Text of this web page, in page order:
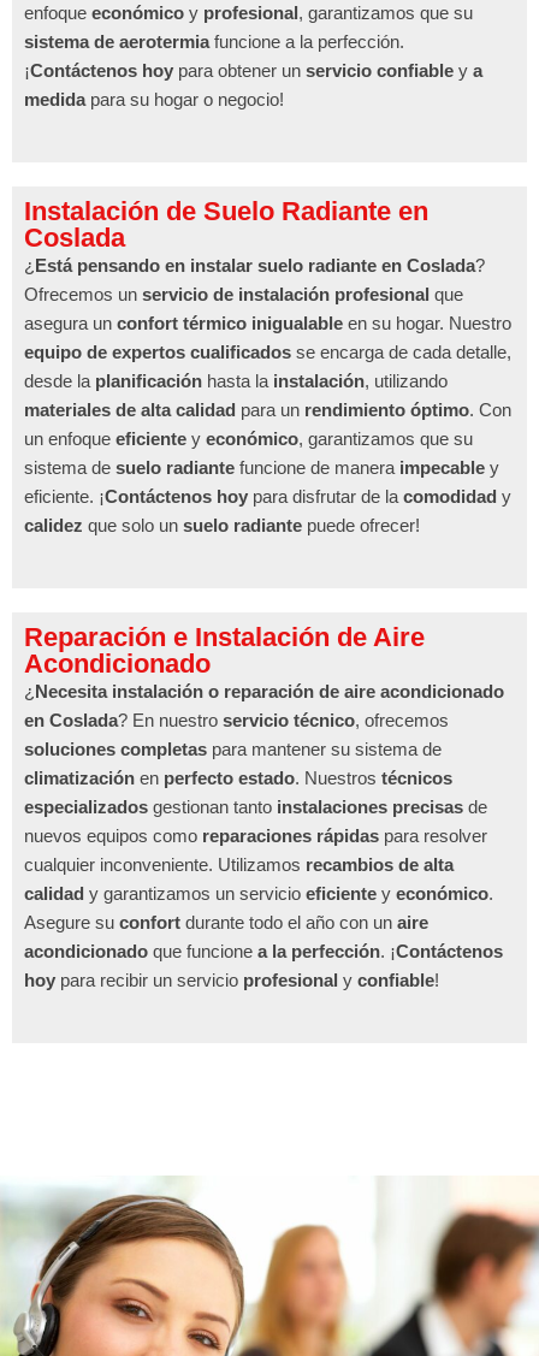
enfoque económico y profesional, garantizamos que su
sistema de aerotermiafuncione a la perfección.
¡Contáctenos hoy para obtener un servicio confiable y a
medidapara su hogar o negocio!
Instalación de Suelo Radiante en
Coslada
¿ Está pensando en instalar suelo radiante en Coslada?
Ofrecemos un servicio de instalación profesional que
asegura un confort térmico inigualable en su hogar. Nuestro
equipo de expertos cualificados se encarga de cada detalle,
desde la planificación hasta la instalación, utilizando
materiales de alta calidad para un rendimiento óptimo. Con
un enfoque eficiente y económico, garantizamos que su
sistema de suelo radiante funcione de manera impecable y
eficiente. ¡Contáctenos hoy para disfrutar de la comodidad y
calidez que solo un suelo radiante puede ofrecer!
Reparación e Instalación de Aire
Acondicionado
¿ Necesita instalación o reparación de aire acondicionado
en Coslada? En nuestro servicio técnico, ofrecemos
soluciones completas para mantener su sistema de
climatización en perfecto estado. Nuestros técnicos
especializados gestionan tanto instalaciones precisas de
nuevos equipos como reparaciones rápidas para resolver
cualquier inconveniente. Utilizamos recambios de alta
calidad y garantizamos un servicio eficiente y económico.
Asegure su confort durante todo el año con un aire
acondicionado que funcione a la perfección. ¡Contáctenos
hoy para recibir un servicio profesional y confiable!